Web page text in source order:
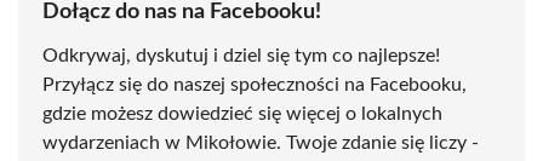
Dołącz do nas na Facebooku!
Odkrywaj, dyskutuj i dziel się tym co najlepsze!
Przyłącz się do naszej społeczności na Facebooku,
gdzie możesz dowiedzieć się więcej o lokalnych
wydarzeniach w Mikołowie. Twoje zdanie się liczy -